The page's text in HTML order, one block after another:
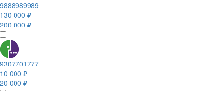
9888989989
130 000 ₽
200 000 ₽
9307701777
10 000 ₽
20 000 ₽